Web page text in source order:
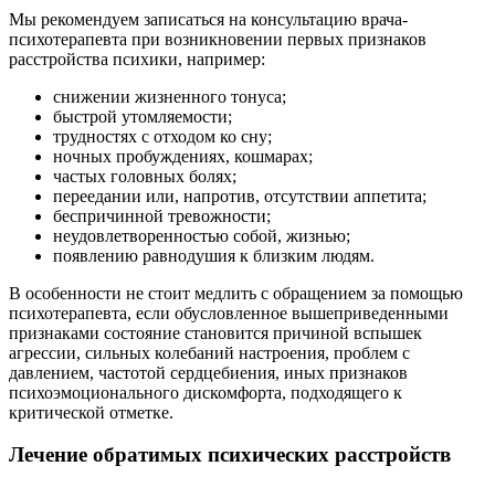
Мы рекомендуем записаться на консультацию врача-
психотерапевта при возникновении первых признаков
расстройства психики, например:
снижении жизненного тонуса;
быстрой утомляемости;
трудностях с отходом ко сну;
ночных пробуждениях, кошмарах;
частых головных болях;
переедании или, напротив, отсутствии аппетита;
беспричинной тревожности;
неудовлетворенностью собой, жизнью;
появлению равнодушия к близким людям.
В особенности не стоит медлить с обращением за помощью
психотерапевта, если обусловленное вышеприведенными
признаками состояние становится причиной вспышек
агрессии, сильных колебаний настроения, проблем с
давлением, частотой сердцебиения, иных признаков
психоэмоционального дискомфорта, подходящего к
критической отметке.
Лечение обратимых психических расстройств